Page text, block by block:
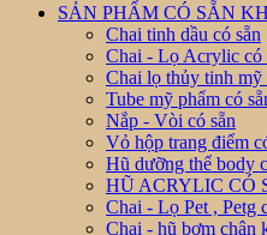
SẢN PHẨM CÓ SẴN
Chai tinh dầu có sẵn
Chai - Lọ Acrylic có
Chai lọ thủy tinh mỹ
Tube mỹ phẩm có
Nắp - Vòi có sẵn
Vỏ hộp trang điểm
Hũ dưỡng thể body
HŨ ACRYLIC CÓ
Chai - Lọ Pet , Petg
Chai - hũ bơm chân